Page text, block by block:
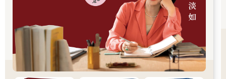
局、掌握更完整的AI產業發展動態。
賽道優先的選股邏輯能幫助建立回答「可以買哪支股票？」問題
的能力，克服大海撈針的困難，提高投資後管理的效益。
 做好資金配置，避免承擔過度風險
許多剛進入美股領域的投資人會選擇熱門股投資，熱門股可能是
股價上漲速度快、討論度高的股票，如果這些公司沒有像樣的營
收、轉虧為盈的時機還不確定，可能處於追逐高報酬、承擔了過